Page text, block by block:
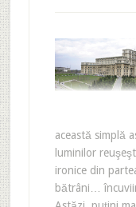
această simplă
luminilor
ironice din
bătrâni…